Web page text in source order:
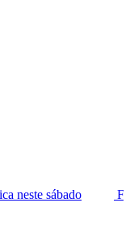
Festival Sesc de